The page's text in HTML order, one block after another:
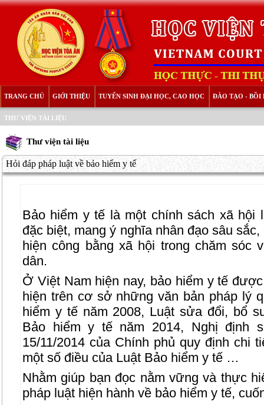
TRANG CHỦ GIỚI THIỆU TUYỂN SINH ĐẠI HỌC, CAO HỌC ĐÀO TẠO - BỒI
THƯ VIỆN TÀI LIỆU
Thư viện tài liệu
Hỏi đáp pháp luật về bảo hiểm y tế
Bảo hiểm y tế là một chính sách xã hội
đặc biệt, mang ý nghĩa nhân đạo sâu
hiện công bằng xã hội trong chăm sóc
dân.
Ở Việt Nam hiện nay, bảo hiểm y tế
hiện trên cơ sở những văn bản pháp lý
hiểm y tế năm 2008, Luật sửa đổi, bổ
Bảo hiểm y tế năm 2014, Nghị định
15/11/2014 của Chính phủ quy định chi
một số điều của Luật Bảo hiểm y tế …
Nhằm giúp bạn đọc nằm vững và thực
pháp luật hiện hành về bảo hiểm y tế,